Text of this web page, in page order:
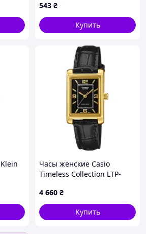
543 ₴
Купить
Часы женские Casio
Timeless Collection LTP-
4 660 ₴
Купить